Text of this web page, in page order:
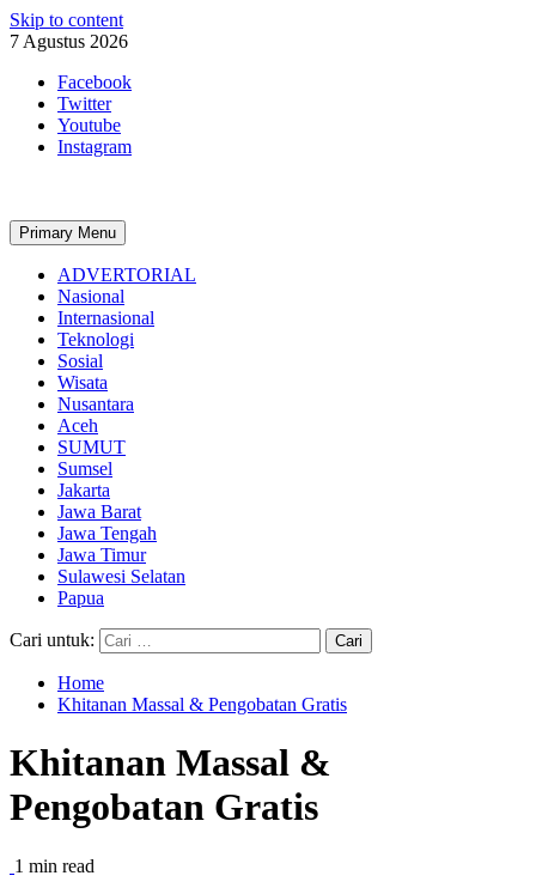
Skip to content
7 Agustus 2026
Facebook
Twitter
Youtube
Instagram
Primary Menu
ADVERTORIAL
Nasional
Internasional
Teknologi
Sosial
Wisata
Nusantara
Aceh
SUMUT
Sumsel
Jakarta
Jawa Barat
Jawa Tengah
Jawa Timur
Sulawesi Selatan
Papua
Cari untuk:
Home
Khitanan Massal & Pengobatan Gratis
Khitanan Massal &
Pengobatan Gratis
1 min read